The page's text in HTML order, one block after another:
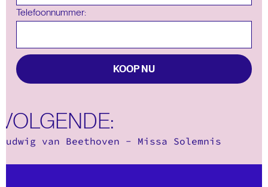
Telefoonnummer:
KOOP NU
VOLGENDE:
Ludwig van Beethoven - Missa Solemnis